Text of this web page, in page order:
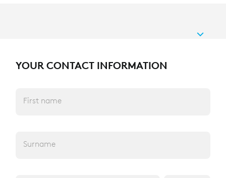
YOUR CONTACT INFORMATION
First name
Surname